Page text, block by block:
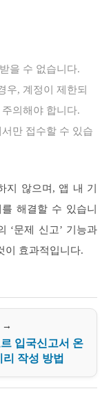
을 수 없습니다.
우, 계정이 제한되
의해야 합니다.
서만 접수할 수 있습
지 않으며, 앱 내 기
해결할 수 있습니
‘문제 신고’ 기능과
이 효과적입니다.
→
입국신고서 온
리 작성 방법